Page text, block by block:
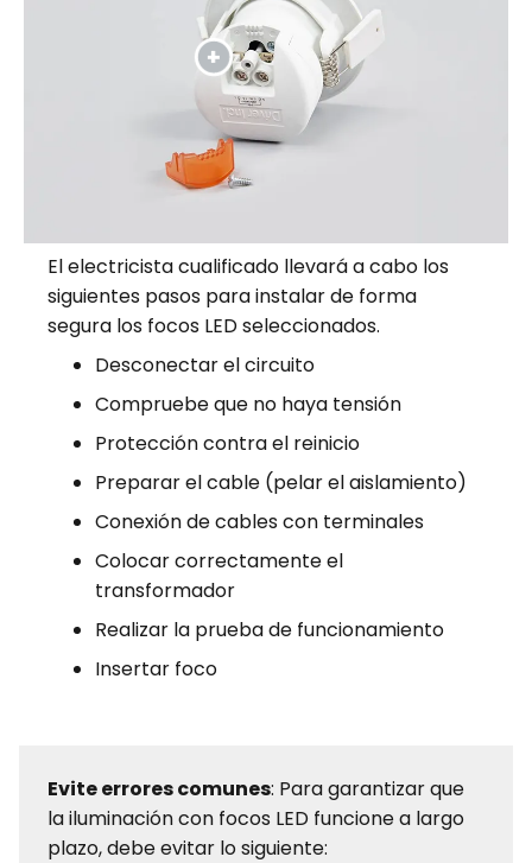
El electricista cualificado llevará a cabo los
siguientes pasos para instalar de forma
segura los focos LED seleccionados.
Desconectar el circuito
Compruebe que no haya tensión
Protección contra el reinicio
Preparar el cable (pelar el aislamiento)
Conexión de cables con terminales
Colocar correctamente el
transformador
Realizar la prueba de funcionamiento
Insertar foco
Evite errores comunes: Para garantizar que
la iluminación con focos LED funcione a largo
plazo, debe evitar lo siguiente: